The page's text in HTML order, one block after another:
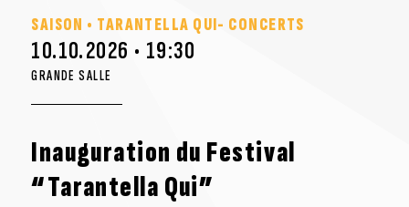
SAISON • TARANTELLA QUI- CONCERTS
10.10.2026 • 19:30
GRANDE SALLE
Inauguration du Festival
“Tarantella Qui”